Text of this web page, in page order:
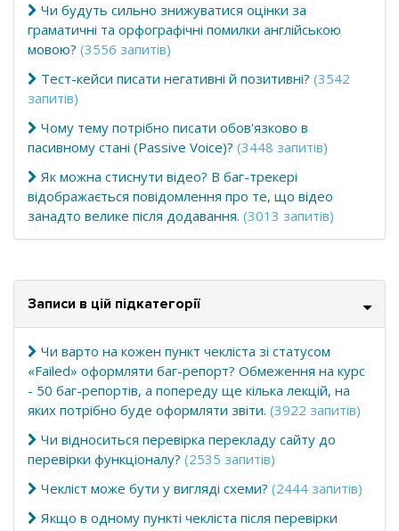
Чи будуть сильно знижуватися оцінки за
граматичні та орфографічні помилки англійською
мовою? (3556 запитів)
Тест-кейси писати негативні й позитивні? (3542
запитів)
Чому тему потрібно писати обов'язково в
пасивному стані (Passive Voice)? (3448 запитів)
Як можна стиснути відео? В баг-трекері
відображається повідомлення про те, що відео
занадто велике після додавання. (3013 запитів)
Записи в цій підкатегорії
Чи варто на кожен пункт чекліста зі статусом
«Failed» оформляти баг-репорт? Обмеження на курс
- 50 баг-репортів, а попереду ще кілька лекцій, на
яких потрібно буде оформляти звіти. (3922 запитів)
Чи відноситься перевірка перекладу сайту до
перевірки функціоналу? (2535 запитів)
Чекліст може бути у вигляді схеми? (2444 запитів)
Якщо в одному пункті чекліста після перевірки